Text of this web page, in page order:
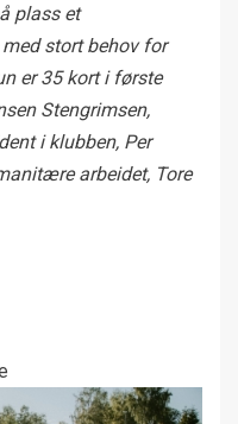
plass et
stort behov for
er 35 kort i første
Stengrimsen,
i klubben, Per
arbeidet, Tore